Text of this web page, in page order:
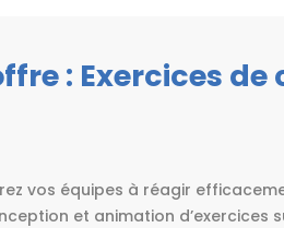
: Exercices
vos équipes à réagir
et animation d’exercices